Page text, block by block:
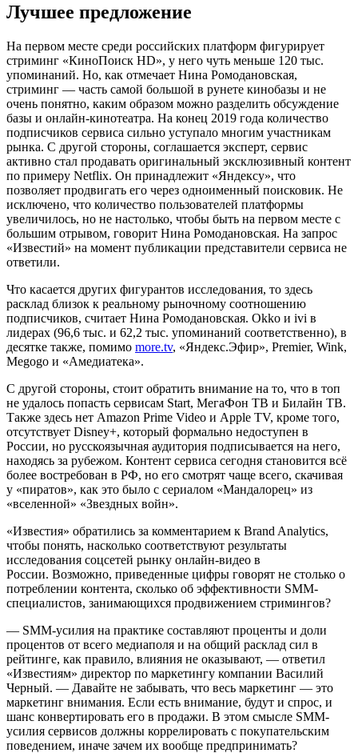
Лучшее предложение
На первом месте среди российских платформ фигурирует
стриминг «КиноПоиск HD», у него чуть меньше 120 тыс.
упоминаний. Но, как отмечает Нина Ромодановская,
стриминг — часть самой большой в рунете кинобазы и не
очень понятно, каким образом можно разделить обсуждение
базы и онлайн-кинотеатра. На конец 2019 года количество
подписчиков сервиса сильно уступало многим участникам
рынка. С другой стороны, соглашается эксперт, сервис
активно стал продавать оригинальный эксклюзивный контент
по примеру Netflix. Он принадлежит «Яндексу», что
позволяет продвигать его через одноименный поисковик. Не
исключено, что количество пользователей платформы
увеличилось, но не настолько, чтобы быть на первом месте с
большим отрывом, говорит Нина Ромодановская. На запрос
«Известий» на момент публикации представители сервиса не
ответили.
Что касается других фигурантов исследования, то здесь
расклад близок к реальному рыночному соотношению
подписчиков, считает Нина Ромодановская. Okko и ivi в
лидерах (96,6 тыс. и 62,2 тыс. упоминаний соответственно), в
десятке также, помимо more.tv, «Яндекс.Эфир», Premier, Wink,
Megogo и «Амедиатека».
С другой стороны, стоит обратить внимание на то, что в топ
не удалось попасть сервисам Start, МегаФон ТВ и Билайн ТВ.
Также здесь нет Amazon Prime Video и Apple TV, кроме того,
отсутствует Disney+, который формально недоступен в
России, но русскоязычная аудитория подписывается на него,
находясь за рубежом. Контент сервиса сегодня становится всё
более востребован в РФ, но его смотрят чаще всего, скачивая
у «пиратов», как это было с сериалом «Мандалорец» из
«вселенной» «Звездных войн».
«Известия» обратились за комментарием к Brand Analytics,
чтобы понять, насколько соответствуют результаты
исследования соцсетей рынку онлайн-видео в
России. Возможно, приведенные цифры говорят не столько о
потреблении контента, сколько об эффективности SMM-
специалистов, занимающихся продвижением стримингов?
— SMM-усилия на практике составляют проценты и доли
процентов от всего медиаполя и на общий расклад сил в
рейтинге, как правило, влияния не оказывают, — ответил
«Известиям» директор по маркетингу компании Василий
Черный. — Давайте не забывать, что весь маркетинг — это
маркетинг внимания. Если есть внимание, будут и спрос, и
шанс конвертировать его в продажи. В этом смысле SMM-
усилия сервисов должны коррелировать с покупательским
поведением, иначе зачем их вообще предпринимать?